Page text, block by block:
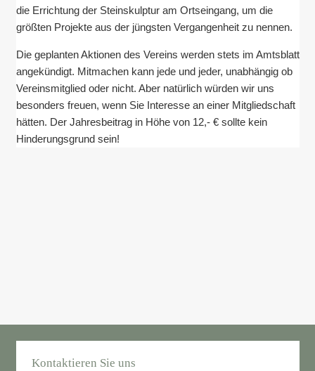
die Errichtung der Steinskulptur am Ortseingang, um die
größten Projekte aus der jüngsten Vergangenheit zu nennen.
Die geplanten Aktionen des Vereins werden stets im Amtsblatt
angekündigt. Mitmachen kann jede und jeder, unabhängig ob
Vereinsmitglied oder nicht. Aber natürlich würden wir uns
besonders freuen, wenn Sie Interesse an einer Mitgliedschaft
hätten. Der Jahresbeitrag in Höhe von 12,- € sollte kein
Hinderungsgrund sein!
Kontaktieren Sie uns